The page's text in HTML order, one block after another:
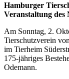
Hamburger
Veranstaltung des
Am Sonntag, 2.
Tierschutzverein
im Tierheim
175-jähriges
Odemann.